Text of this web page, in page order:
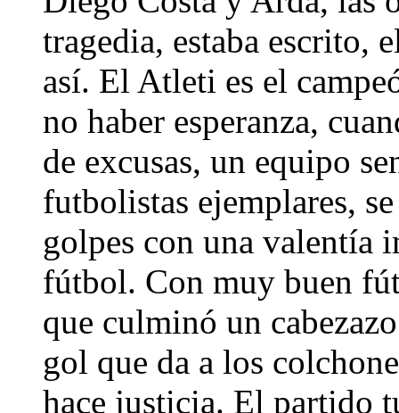
tragedia, estaba escrito,
así. El Atleti es el
no haber esperanza,
de excusas, un equipo
futbolistas ejemplares,
golpes con una valentía
fútbol. Con muy buen
que culminó un
gol que da a los
hace justicia. El partido